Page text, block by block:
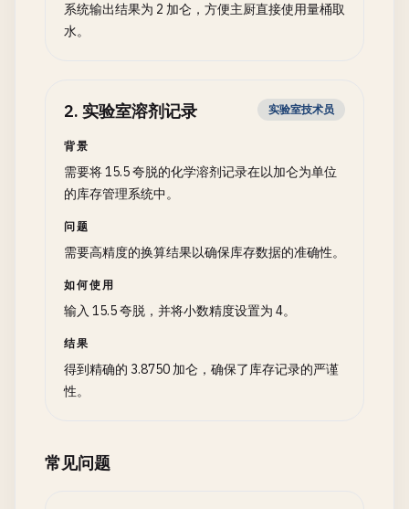
系统输出结果为 2 加仑，方便主厨直接使用量桶取
水。
2. 实验室溶剂记录 实验室技术员
背景
需要将 15.5 夸脱的化学溶剂记录在以加仑为单位
的库存管理系统中。
问题
需要高精度的换算结果以确保库存数据的准确性。
如何使用
输入 15.5 夸脱，并将小数精度设置为 4。
结果
得到精确的 3.8750 加仑，确保了库存记录的严谨
性。
常见问题